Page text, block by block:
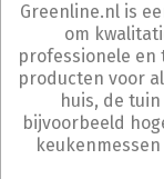
Menu
Greenline.nl is
om
professionele
producten voor
huis, de
bijvoorbeeld